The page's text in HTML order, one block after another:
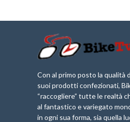
Con al primo posto la qualità
suoi prodotti confezionati,
“raccogliere” tutte le realtà
al fantastico e variegato
in ogni sua forma, sia quella